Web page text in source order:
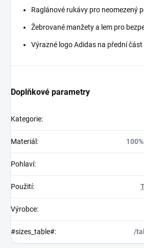
Raglánové rukávy pro neomezený
Žebrované manžety a lem pro
Výrazné logo Adidas na přední
Doplňkové parametry
Kategorie:
Materiál :
Pohlaví:
Použití:
Výrobce:
#sizes_table#: /